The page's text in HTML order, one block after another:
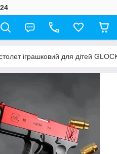
іграшковий для дітей